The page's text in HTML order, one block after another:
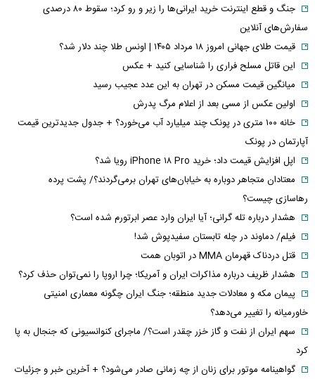
جنگ و قطع اینترنت خرید ایرانی‌ها را زیر و رو کرد؛ سقوط ۸۰ درصدی
سفارش‌های آنلاین
قیمت طلای جهانی امروز ۱۸ مرداد ۱۴۰۵ | اونس طلا چند دلار شد؟
این قاتل مسلح فراری را شناسایی کنید + عکس
میانگین قیمت مسکن در تهران به این عدد عجیب رسید
اولین عکس از مسی بعد از اعلام مرگ پدرش
خانه ۱۰۰ متری در پونک چند میلیارد آب می‌خورد؟ + جدول جدیدترین قیمت
آپارتمان در پونک
اپل افزایش قیمت داد؛ خرید iPhone ۱۸ Pro رویا شد؟
معتادان متجاهر دوباره به خیابان‌های تهران برمی‌گردند؟/ پشت پرده
رهاسازی چیست؟
هشدار درباره تله گرانی؛ آیا ایران وارد عصر ابرتورم شده است؟
فیلم/ دماوند در چله تابستان سفیدپوش شد!
قتل دردناک قهرمان MMA در اتوبان همت
هشدار ظریف درباره مذاکرات ایران و آمریکا؛ چرا اروپا را نمی‌توان حذف کرد؟
پیمان مکه و معادلات جدید منطقه؛ جنگ ایران چگونه معماری امنیتی
خاورمیانه را تغییر می‌دهد؟
سهم ایران از نفت و گاز خزر چقدر است؟/ ماجرای کنوانسیونی که جنجال به پا
کرد
گواهینامه موتور برای زنان از چه زمانی صادر می‌شود؟ + آخرین خبر و جزئیات